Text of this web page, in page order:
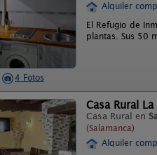
4 Fotos
Alquiler
El Refugio de
plantas. Sus 50
Casa Rural
Casa Rural en
(Salamanca)
Alquiler